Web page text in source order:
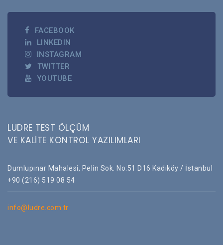
FACEBOOK
LINKEDIN
INSTAGRAM
TWITTER
YOUTUBE
LUDRE TEST ÖLÇÜM
VE KALİTE KONTROL YAZILIMLARI
Dumlupınar Mahalesi, Pelin Sok. No:51 D16 Kadıköy / İstanbul
+90 (216) 519 08 54
info@ludre.com.tr